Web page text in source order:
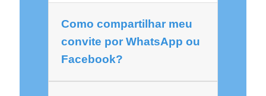
Como compartilhar meu
convite por WhatsApp ou
Facebook?